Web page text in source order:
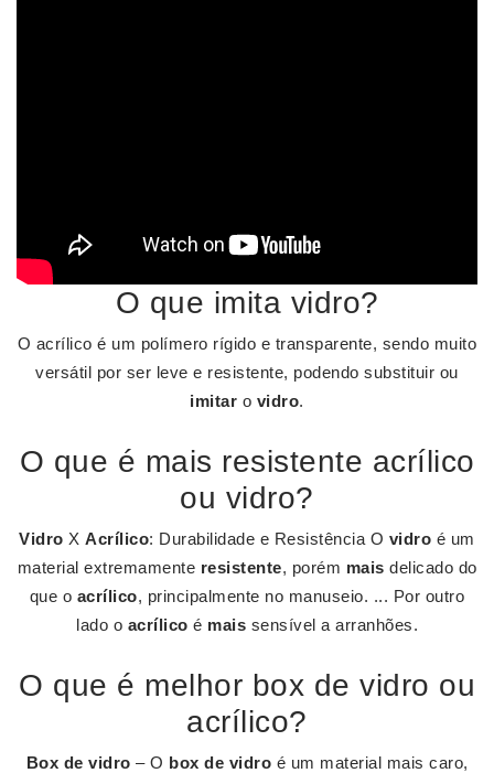
O que imita vidro?
O acrílico é um polímero rígido e transparente, sendo muito
versátil por ser leve e resistente, podendo substituir ou
imitar o vidro.
O que é mais resistente acrílico
ou vidro?
Vidro XAcrílico: Durabilidade e Resistência O vidro é um
material extremamente resistente, porém mais delicado do
que o acrílico, principalmente no manuseio. ... Por outro
lado o acrílico é mais sensível a arranhões.
O que é melhor box de vidro ou
acrílico?
Box de vidro – O box de vidro é um material mais caro,